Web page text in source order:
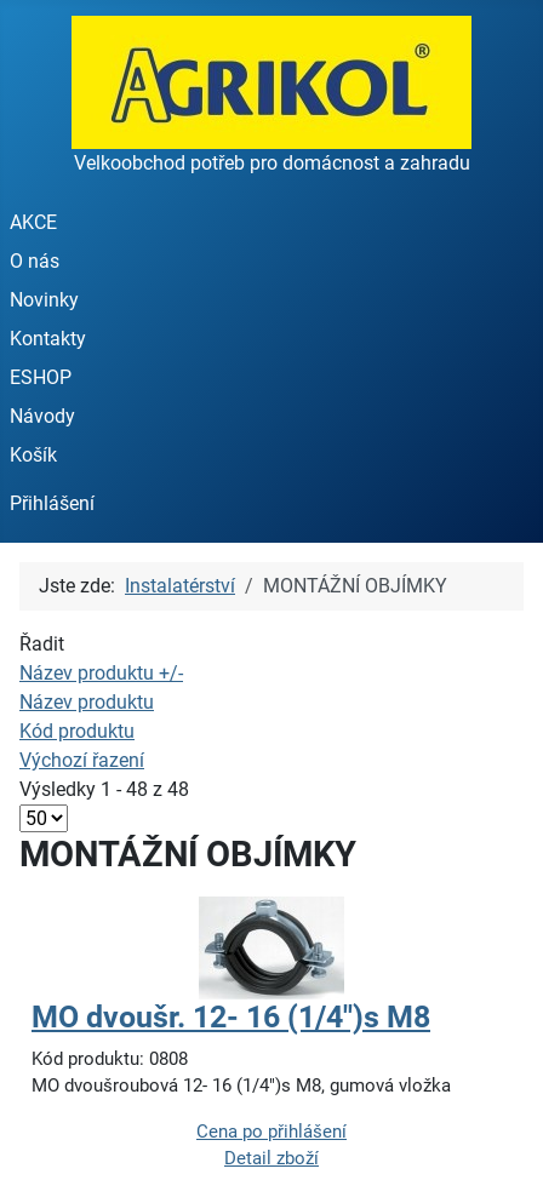
Velkoobchod potřeb pro domácnost a zahradu
AKCE
O nás
Novinky
Kontakty
ESHOP
Návody
Košík
Přihlášení
Jste zde: Instalatérství MONTÁŽNÍ OBJÍMKY
Řadit
Název produktu +/-
Název produktu
Kód produktu
Výchozí řazení
Výsledky 1 - 48 z 48
MONTÁŽNÍ OBJÍMKY
MO dvoušr. 12- 16 (1/4")s M8
Kód produktu: 0808
MO dvoušroubová 12- 16 (1/4")s M8, gumová vložka
Cena po přihlášení
Detail zboží